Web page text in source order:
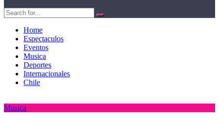
Home
Espectaculos
Eventos
Musica
Deportes
Internacionales
Chile
Musica